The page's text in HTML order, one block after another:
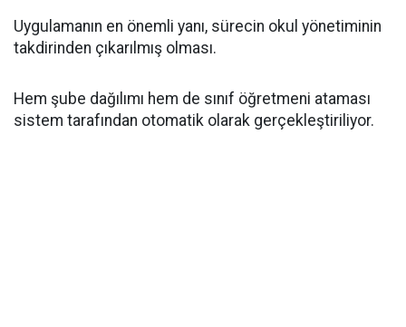
Uygulamanın en önemli yanı, sürecin okul yönetiminin
takdirinden çıkarılmış olması.
Hem şube dağılımı hem de sınıf öğretmeni ataması
sistem tarafından otomatik olarak gerçekleştiriliyor.